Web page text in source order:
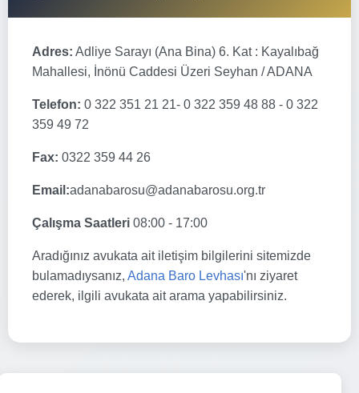
Adres: Adliye Sarayı (Ana Bina) 6. Kat : Kayalıbağ
Mahallesi, İnönü Caddesi Üzeri Seyhan / ADANA
Telefon: 0 322 351 21 21- 0 322 359 48 88 - 0 322
359 49 72
Fax: 0322 359 44 26
Email:adanabarosu@adanabarosu.org.tr
Çalışma Saatleri 08:00 - 17:00
Aradığınız avukata ait iletişim bilgilerini sitemizde
bulamadıysanız, Adana Baro Levhası'nı ziyaret
ederek, ilgili avukata ait arama yapabilirsiniz.